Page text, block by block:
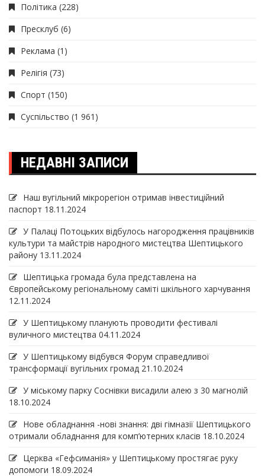
Політика (228)
Пресклуб (6)
Реклама (1)
Релігія (73)
Спорт (150)
Суспільство (1 961)
НЕДАВНІ ЗАПИСИ
Наш вугільний мікрорегіон отримав інвеcтиційний
паспорт 18.11.2024
У Палаці Потоцьких відбулось нагородження працівників
культури та майстрів народного мистецтва Шептицького
району 13.11.2024
Шептицька громада була представлена на
Європейському регіональному саміті шкільного харчування
12.11.2024
У Шептицькому планують проводити фестивалі
вуличного мистецтва 04.11.2024
У Шептицькому відбувся Форум справедливої
трансформації вугільних громад 21.10.2024
У міському парку Соснівки висадили алею з 30 магнолій
18.10.2024
Нове обладнання -нові знання: дві гімназії Шептицького
отримали обладнання для комп’ютерних класів 18.10.2024
Церква «Гефсиманія» у Шептицькому простягає руку
допомоги 18.09.2024